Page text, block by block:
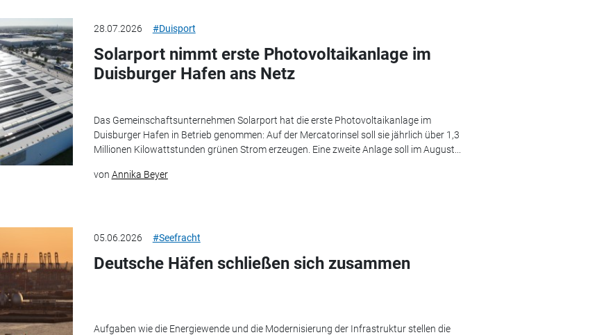
28.07.2026 #Duisport
Solarport nimmt erste Photovoltaikanlage im
Duisburger Hafen ans Netz
Das Gemeinschaftsunternehmen Solarport hat die erste Photovoltaikanlage im
Duisburger Hafen in Betrieb genommen: Auf der Mercatorinsel soll sie jährlich über 1,3
Millionen Kilowattstunden grünen Strom erzeugen. Eine zweite Anlage soll im August...
von Annika Beyer
05.06.2026 #Seefracht
Deutsche Häfen schließen sich zusammen
Aufgaben wie die Energiewende und die Modernisierung der Infrastruktur stellen die